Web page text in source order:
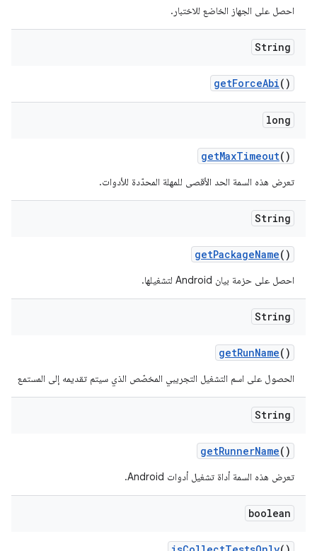
احصل على الجهاز الخاضع للاختبار.
String
getForceAbi()
long
getMaxTimeout()
تعرض هذه السمة الحد الأقصى للمهلة المحدّدة للأدوات.
String
getPackageName()
احصل على حزمة بيان Android لتشغيلها.
String
getRunName()
الحصول على اسم التشغيل التجريبي المخصّص الذي سيتم تقديمه إلى المستمع
String
getRunnerName()
تعرض هذه السمة أداة تشغيل أدوات Android.
boolean